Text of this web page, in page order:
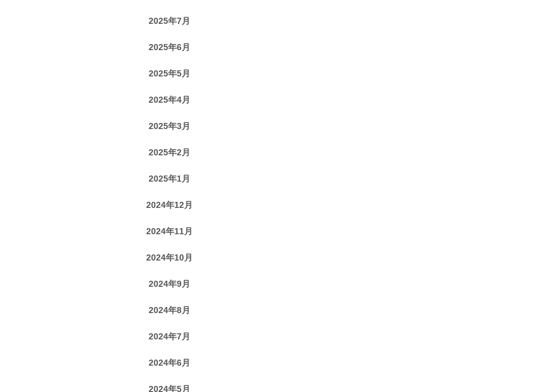
2025年7月
2025年6月
2025年5月
2025年4月
2025年3月
2025年2月
2025年1月
2024年12月
2024年11月
2024年10月
2024年9月
2024年8月
2024年7月
2024年6月
2024年5月